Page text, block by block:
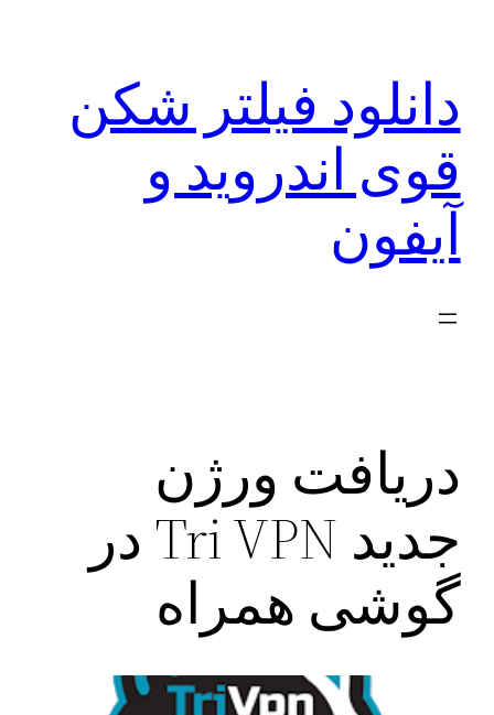
دانلود فیلتر شکن
قوی اندروید و
آیفون
دریافت ورژن
جدید Tri VPN در
گوشی همراه